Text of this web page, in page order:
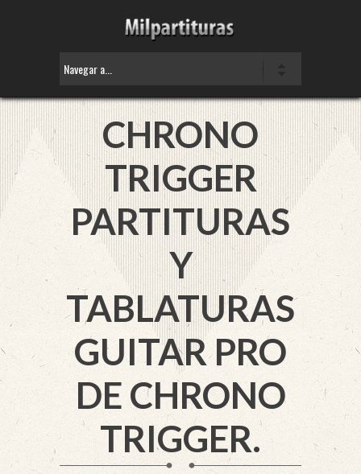
CHRONO
TRIGGER
PARTITURAS
Y
TABLATURAS
GUITAR PRO
DE CHRONO
TRIGGER.